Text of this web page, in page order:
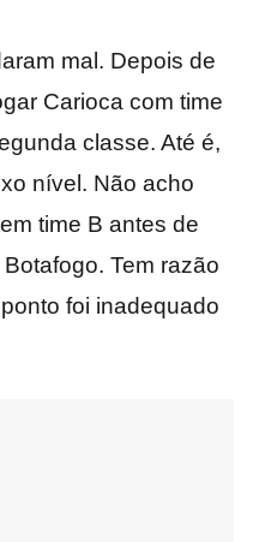
mal. Depois de
Carioca com time
classe. Até é,
nível. Não acho
time B antes de
Tem razão
foi inadequado